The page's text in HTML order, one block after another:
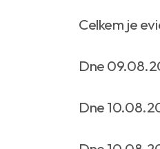
Celkem je
Dne
Dne